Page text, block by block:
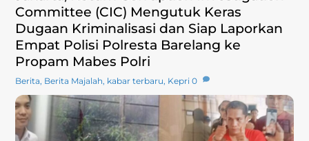
Committee (CIC) Mengutuk Keras
Dugaan Kriminalisasi dan Siap Laporkan
Empat Polisi Polresta Barelang ke
Propam Mabes Polri
Berita, Berita Majalah, kabar terbaru, Kepri 0